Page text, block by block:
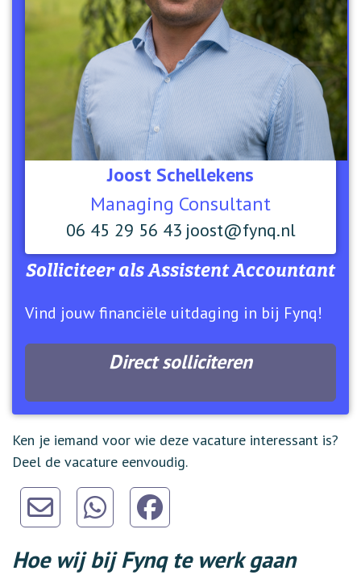
Joost Schellekens
Managing Consultant
06 45 29 56 43 joost@fynq.nl
Solliciteer alsAssistent Accountant
Vind jouw financiële uitdaging in bij Fynq!
Direct solliciteren
Ken je iemand voor wie deze vacature interessant is?
Deel de vacature eenvoudig.
Hoe wij bij Fynq te werk gaan